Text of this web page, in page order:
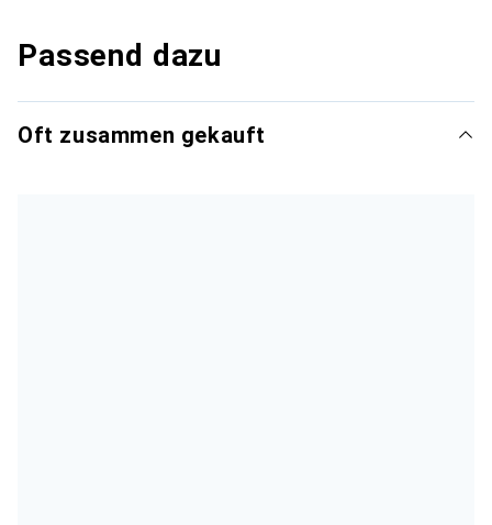
Passend dazu
Oft zusammen gekauft